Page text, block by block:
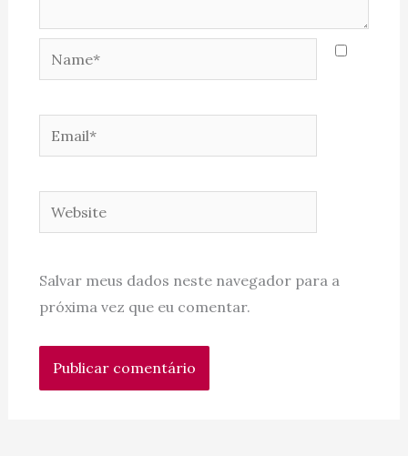
Name*
Email*
Website
Salvar meus dados neste navegador para a
próxima vez que eu comentar.